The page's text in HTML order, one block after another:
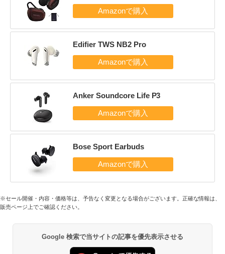
Edifier TWS NB2 Pro
Anker Soundcore Life P3
Bose Sport Earbuds
※セール開催・内容・価格等は、予告なく変更となる場合がございます。正確な情報は、
販売ページ上でご確認ください。
Google 検索で当サイトの記事を優先表示させる